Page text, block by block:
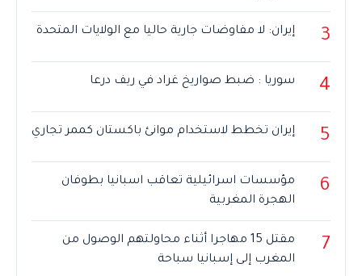
3 إيران: لا مفاوضات جارية حاليا مع الولايات المتحدة
4 سوريا : ضبط صواريخ غراد في ريف درعا
5 إيران تخطط لاستخدام موانئ باكستان كممر تجاري
6
مؤسسات اسرائيلية تعاقب اسبانيا بطوفان
الهجرة المغربية
7
مقتل 15 مهاجرا أثناء محاولتهم الوصول من
المغرب إلى إسبانيا سباحة